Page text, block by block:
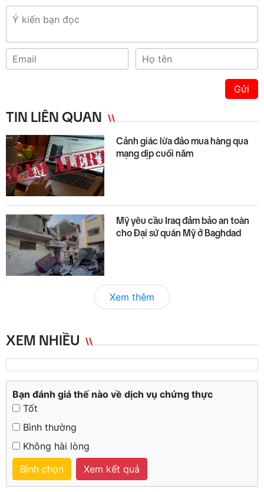
Gửi
TIN LIÊN QUAN
Cảnh giác lừa đảo mua hàng qua
mạng dịp cuối năm
Mỹ yêu cầu Iraq đảm bảo an toàn
cho Đại sứ quán Mỹ ở Baghdad
Xem thêm
XEM NHIỀU
Bạn đánh giá thế nào về dịch vụ chứng thực
Tốt
Bình thường
Không hài lòng
Bình chọn
Xem kết quả